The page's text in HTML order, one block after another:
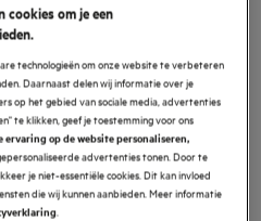
EU productinformatie
houdt de keuken fris.
is voorzien van een betrouwbare
geuren
zorgt ervoor dat de afzuigkap als
om je een
technologieën om onze website te verbeteren
Daarnaast delen wij informatie over je
op het gebied van sociale media, advertenties
te klikken, geef je toestemming voor ons
ervaring op de website personaliseren,
advertenties tonen. Door te
je niet-essentiële cookies. Dit kan invloed
die wij kunnen aanbieden. Meer informatie
.